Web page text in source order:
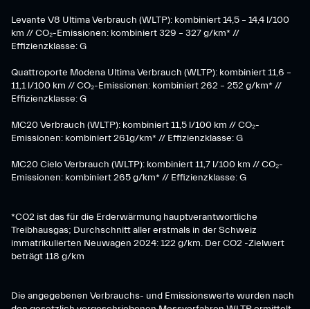
Levante V8 Ultima Verbrauch (WLTP): kombiniert 14,5 – 14,4 l/100
km // CO₂-Emissionen: kombiniert 329 – 327 g/km* //
Effizienzklasse: G
Quattroporte Modena Ultima Verbrauch (WLTP): kombiniert 11,6 –
11,1 l/100 km // CO₂-Emissionen: kombiniert 262 – 252 g/km* //
Effizienzklasse: G
MC20 Verbrauch (WLTP): kombiniert 11,5 l/100 km // CO₂-
Emissionen: kombiniert 261g/km* // Effizienzklasse: G
MC20 Cielo Verbrauch (WLTP): kombiniert 11,7 l/100 km // CO₂-
Emissionen: kombiniert 265 g/km* // Effizienzklasse: G
*CO2 ist das für die Erderwärmung hauptverantwortliche
Treibhausgas; Durchschnitt aller erstmals in der Schweiz
immatrikulierten Neuwagen 2024: 122 g/km. Der CO2 -Zielwert
beträgt 118 g/km
Die angegebenen Verbrauchs- und Emissionswerte wurden nach